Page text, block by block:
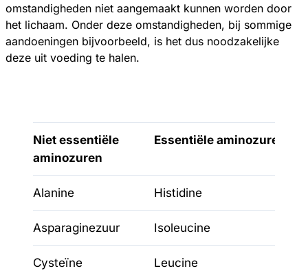
omstandigheden niet aangemaakt kunnen worden door
het lichaam. Onder deze omstandigheden, bij sommige
aandoeningen bijvoorbeeld, is het dus noodzakelijke
deze uit voeding te halen.
Niet essentiële
aminozuren
Essentiële aminozuren
Alanine Histidine
Asparaginezuur Isoleucine
Cysteïne Leucine